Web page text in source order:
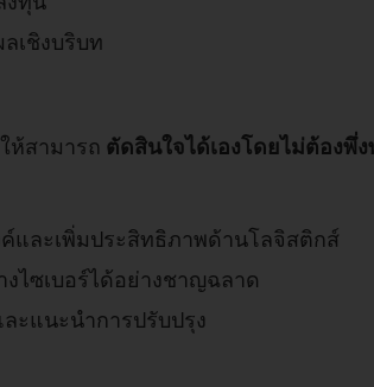
เชิงบริบท
ห้สามารถ ตัดสินใจได้เองโดยไม่ต้องพึ่
และเพิ่มประสิทธิภาพด้านโลจิสติกส์
ไซเบอร์ได้อย่างชาญฉลาด
ะแนะนำการปรับปรุง